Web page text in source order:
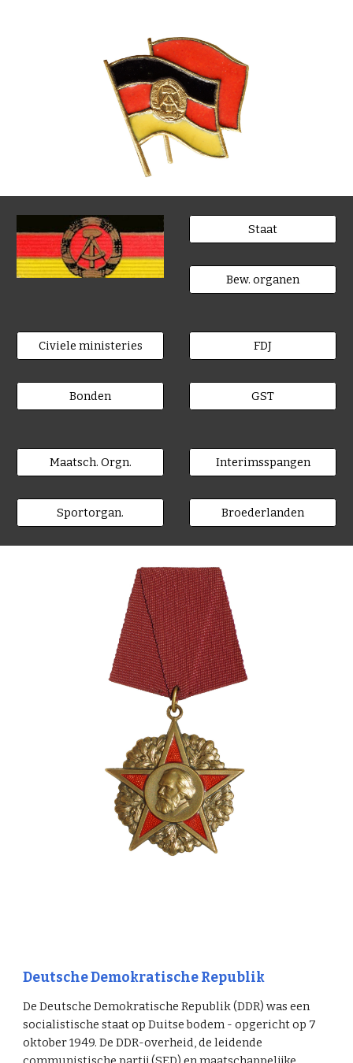
Staat
Bew. organen
Civiele ministeries
Bonden
FDJ
GST
Maatsch. Orgn.
Sportorgan.
Interimsspangen
Broederlanden
Deutsche Demokratische Republik
De Deutsche Demokratische Republik (DDR) was een
socialistische staat op Duitse bodem - opgericht op 7
oktober 1949. De DDR-overheid, de leidende